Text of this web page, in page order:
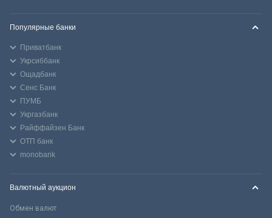
Популярные банки
Приватбанк
Укрсиббанк
Ощадбанк
Сенс Банк
ПУМБ
Укргазбанк
Райффайзен Банк
ОТП банк
monobank
Валютный аукцион
Обмен валют